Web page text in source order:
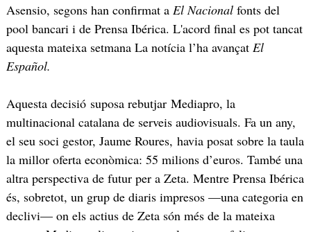
Asensio, segons han confirmat a El Nacionalfonts del
pool bancari i de Prensa Ibérica. L'acord final es pot tancat
aquesta mateixa setmana La notícia l’ha avançat El
Español.
Aquesta decisió suposa rebutjar Mediapro, la
multinacional catalana de serveis audiovisuals. Fa un any,
el seu soci gestor, Jaume Roures, havia posat sobre la taula
la millor oferta econòmica: 55 milions d’euros. També una
altra perspectiva de futur per a Zeta. Mentre Prensa Ibérica
és, sobretot, un grup de diaris impresos —una categoria en
declivi— on els actius de Zeta són més de la mateixa